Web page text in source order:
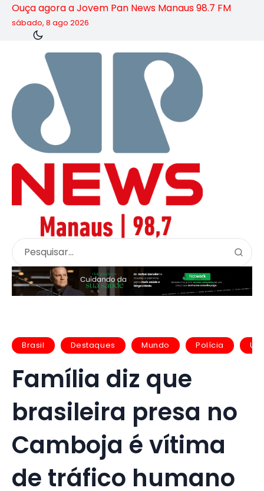
Ouça agora a Jovem Pan News Manaus 98.7 FM
sábado, 8 ago 2026
Brasil Destaques Mundo Polícia
Família diz que
brasileira presa no
Camboja é vítima
de tráfico humano